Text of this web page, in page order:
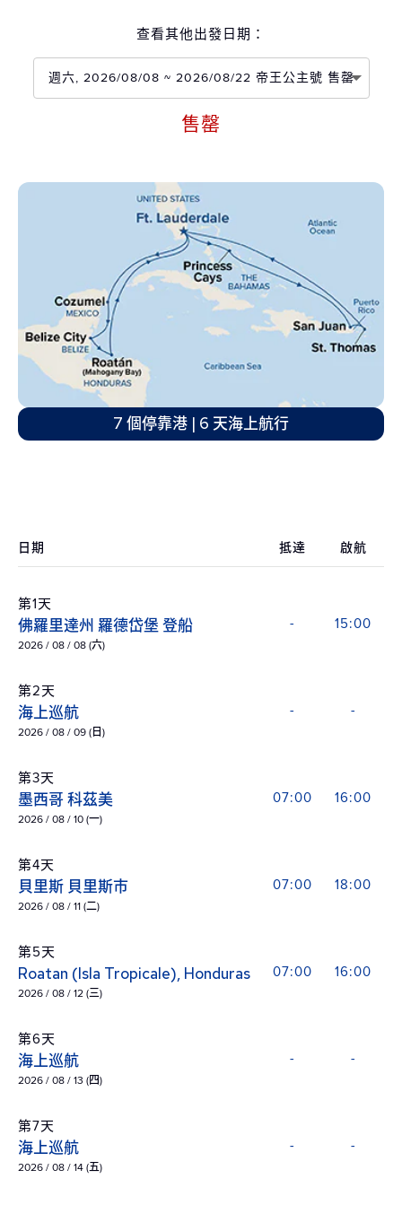
查看其他出發日期：
週六, 2026/08/08 ~ 2026/08/22 帝王公主號 售罄
售罄
7 個停靠港 | 6 天海上航行
日期 抵達 啟航
第1天
佛羅里達州 羅德岱堡 登船
2026 / 08 / 08 (六)
- 15:00
第2天
海上巡航
2026 / 08 / 09 (日)
- -
第3天
墨西哥 科茲美
2026 / 08 / 10 (一)
07:00 16:00
第4天
貝里斯 貝里斯市
2026 / 08 / 11 (二)
07:00 18:00
第5天
Roatan (Isla Tropicale), Honduras
2026 / 08 / 12 (三)
07:00 16:00
第6天
海上巡航
2026 / 08 / 13 (四)
- -
第7天
海上巡航
2026 / 08 / 14 (五)
- -